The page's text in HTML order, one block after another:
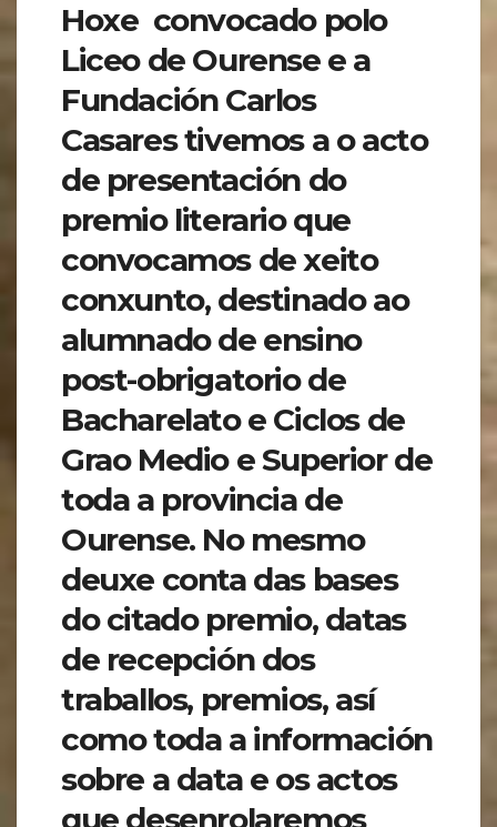
Hoxe convocado polo
Liceo de Ourense e a
Fundación Carlos
Casares tivemos a o acto
de presentación do
premio literario que
convocamos de xeito
conxunto, destinado ao
alumnado de ensino
post-obrigatorio de
Bacharelato e Ciclos de
Grao Medio e Superior de
toda a provincia de
Ourense. No mesmo
deuxe conta das bases
do citado premio, datas
de recepción dos
traballos, premios, así
como toda a información
sobre a data e os actos